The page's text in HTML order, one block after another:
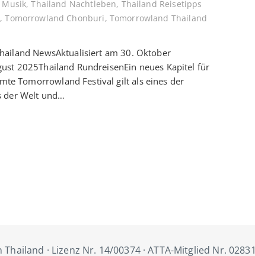
,Thailand Nachtleben, Thailand Reisetipps
,Tomorrowland Chonburi, Tomorrowland Thailand
NewsAktualisiert am 30. Oktober
2025Thailand RundreisenEin neues Kapitel für
Tomorrowland Festival gilt als eines der
der Welt und…
· Lizenz Nr. 14/00374 · ATTA-Mitglied Nr. 02831